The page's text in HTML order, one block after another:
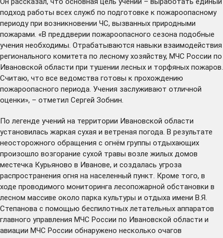
подход работы всех служб по подготовке к пожароопасному
периоду при возникновении ЧС, вызванных природными
пожарами. «В преддверии пожароопасного сезона подобные
учения необходимы. Отрабатываются навыки взаимодействия
регионального комитета по лесному хозяйству, МЧС России по
Ивановской области при тушении лесных и торфяных пожаров.
Считаю, что все ведомства готовы к прохождению
пожароопасного периода. Учения заслуживают отличной
оценки», – отметил Сергей Зобнин.
По легенде учений на территории Ивановской области
установилась жаркая сухая и ветреная погода. В результате
неосторожного обращения с огнём группы отдыхающих
произошло возгорание сухой травы возле жилых домов
местечка Курьяново в Иванове, и создалась угроза
распространения огня на населенный пункт. Кроме того, в
ходе проводимого мониторинга лесопожарной обстановки в
лесном массиве около парка культуры и отдыха имени В.Я.
Степанова с помощью беспилотных летательных аппаратов
главного управления МЧС России по Ивановской области и
авиации МЧС России обнаружено несколько очагов